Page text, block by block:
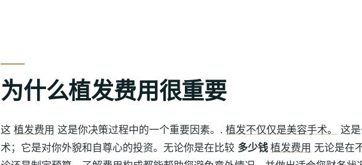
为什么植发费用很重要
这 植发费用 这是你决策过程中的一个重要因素。. 植发不仅仅是美容手术。
这
术；它是对你外貌和自尊心的投资。无论你是在比较 多少钱 植发费用 无论是在